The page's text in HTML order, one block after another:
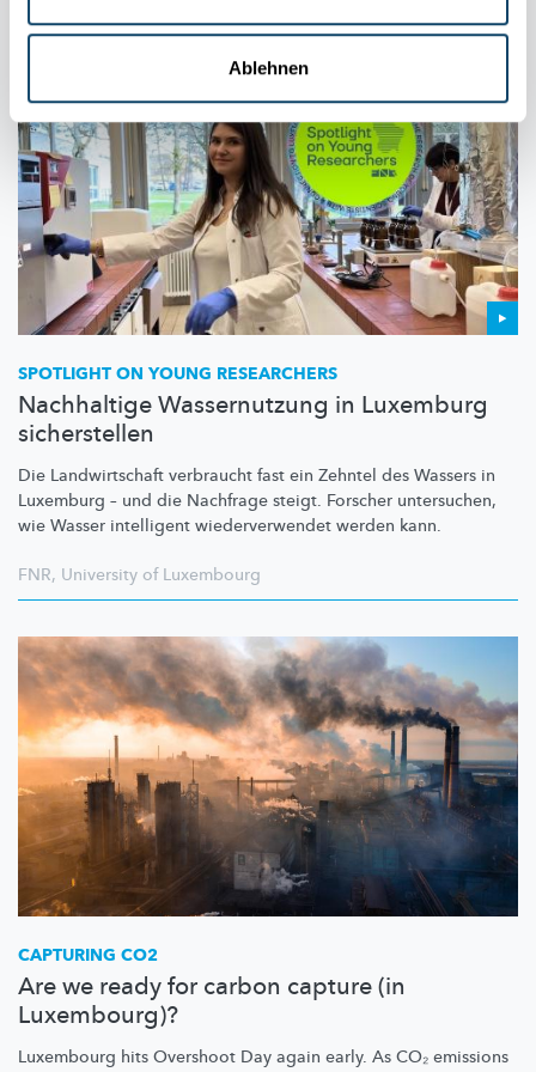
Ablehnen
SPOTLIGHT ON YOUNG RESEARCHERS
Nachhaltige Wassernutzung in Luxemburg
sicherstellen
Die Landwirtschaft verbraucht fast ein Zehntel des Wassers in
Luxemburg – und die Nachfrage steigt. Forscher untersuchen,
wie Wasser intelligent wiederverwendet werden kann.
FNR, University of Luxembourg
CAPTURING CO2
Are we ready for carbon capture (in
Luxembourg)?
Luxembourg hits Overshoot Day again early. As CO₂ emissions